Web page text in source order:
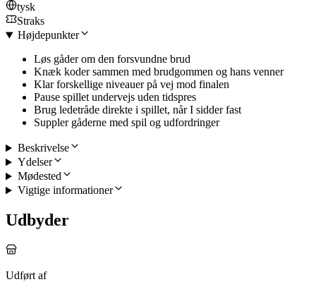
tysk
Straks
Højdepunkter
Løs gåder om den forsvundne brud
Knæk koder sammen med brudgommen og hans venner
Klar forskellige niveauer på vej mod finalen
Pause spillet undervejs uden tidspres
Brug ledetråde direkte i spillet, når I sidder fast
Suppler gåderne med spil og udfordringer
Beskrivelse
Ydelser
Mødested
Vigtige informationer
Udbyder
Udført af